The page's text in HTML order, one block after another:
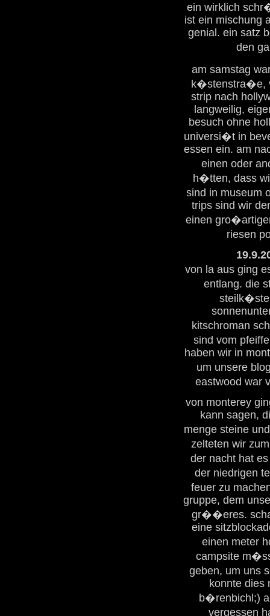
ein wirklich
ist ein mischung
genial. ein satz
den
am samstag
k�stenstra�e,
strip nach
langweilig,
besuch ohne
universi�t in
essen ein. am
einen oder
h�tten, dass
sind in museum
trips sind wir
einen
riesen
von la aus ging
entlang. die
kitschroman
sind vom
haben wir in
um unsere
eastwood war
von monterey
kann sagen,
menge steine
zelteten wir
der nacht hat
der niedrigen
feuer zu
gruppe, dem
gr��eres.
eine
einen meter
campsite
geben, um uns
konnte dies
b�renbichl;)
vergessen